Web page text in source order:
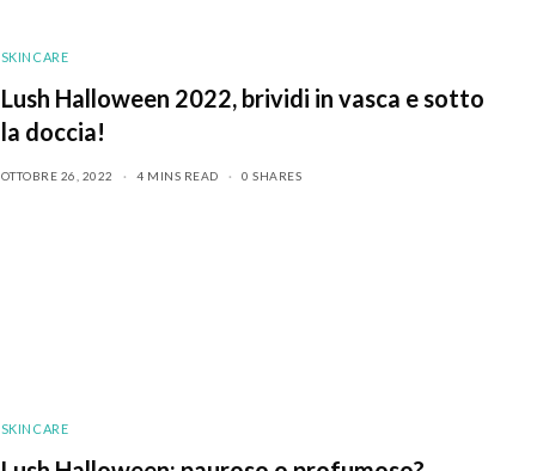
SKINCARE
Lush Halloween 2022, brividi in vasca e sotto
la doccia!
OTTOBRE 26, 2022 4 MINS READ 0 SHARES
SKINCARE